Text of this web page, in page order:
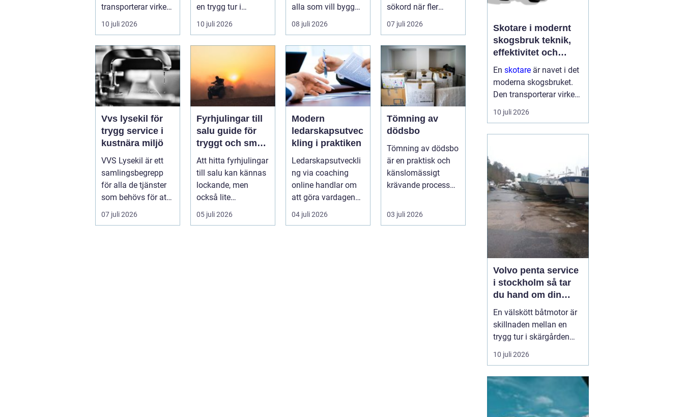
transporterar virke
från
avverkningsplatsen
till ...
10 juli 2026
en trygg tur i
skärgården och en
sommar fylld av
ofrivilli...
10 juli 2026
alla som vill bygga
tryggt och lå...
08 juli 2026
sökord när fler
elbilsägare vill
ladda hemma på ett
säk...
07 juli 2026
Vvs lysekil för
trygg service i
kustnära miljö
VVS Lysekil är ett
samlingsbegrepp
för alla de tjänster
som behövs för att
vatten, värme och
avlopp ...
07 juli 2026
Fyrhjulingar till
salu guide för
tryggt och smart
köp
Att hitta fyrhjulingar
till salu kan kännas
lockande, men
också lite
överväldigande.
Utbudet är stor...
05 juli 2026
Modern
ledarskapsutvec
kling i praktiken
Ledarskapsutveckli
ng via coaching
online handlar om
att göra vardagen
som chef både mer
h...
04 juli 2026
Tömning av
dödsbo
Tömning av dödsbo
är en praktisk och
känslomässigt
krävande process
möter en gång ell...
03 juli 2026
Skotare i modernt
skogsbruk teknik,
effektivitet och
hållbarhet
En skotare är navet i det
moderna skogsbruket.
Den transporterar virke
från avverkningsplatsen
till bilväg eller
förhållanden. Rä...
10 juli 2026
Volvo penta service
i stockholm så tar
du hand om din
båtmotor på rätt sätt
En välskött båtmotor är
skillnaden mellan en
trygg tur i skärgården
och en sommar fylld av
ofrivilliga stopp. Många
Stockholmsområdet
använder Volvo Penta,
just eftersom motorerna
10 juli 2026